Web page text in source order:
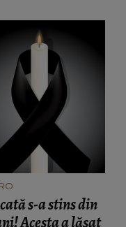
s-a stins din
Acesta a lăsat